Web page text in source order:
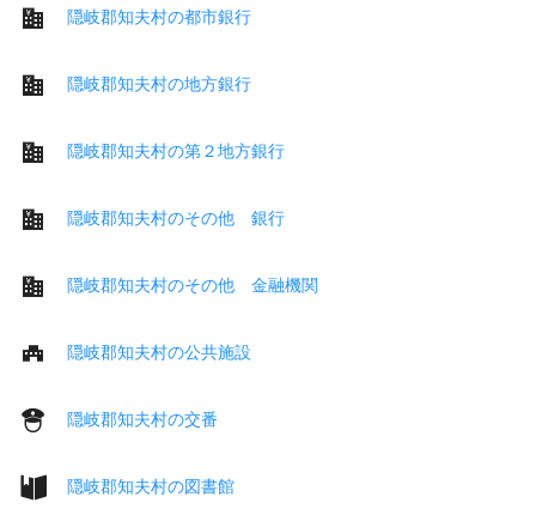
隠岐郡知夫村の都市銀行
隠岐郡知夫村の地方銀行
隠岐郡知夫村の第２地方銀行
隠岐郡知夫村のその他 銀行
隠岐郡知夫村のその他 金融機関
隠岐郡知夫村の公共施設
隠岐郡知夫村の交番
隠岐郡知夫村の図書館